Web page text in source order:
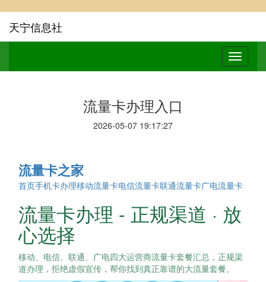
天宁信息社
流量卡办理入口
2026-05-07 19:17:27
流量卡之家
首页手机卡办理移动流量卡电信流量卡联通流量卡广电流量卡
流量卡办理 - 正规渠道 · 放
心选择
移动、电信、联通、广电四大运营商流量卡套餐汇总，正规渠
道办理，拒绝虚假宣传，帮你找到真正靠谱的大流量套餐。